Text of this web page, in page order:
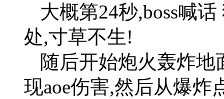
大概第24秒,boss喊
处,寸草不生!
随后开始炮火轰炸
现aoe伤害,然后从爆炸